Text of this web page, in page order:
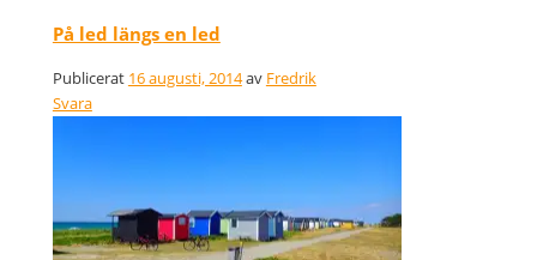
På led längs en led
Publicerat 16 augusti, 2014av Fredrik
Svara